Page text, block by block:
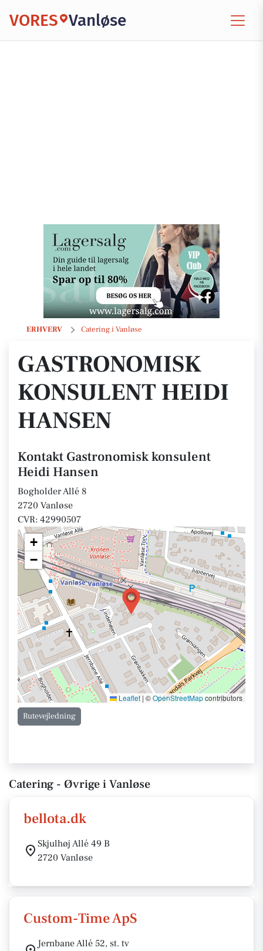
VORES Vanløse
ERHVERV Catering i Vanløse
Gastronomisk konsulent Heidi Hansen
GASTRONOMISK
KONSULENT HEIDI
HANSEN
Kontakt Gastronomisk konsulent
Heidi Hansen
Bogholder Allé 8
2720 Vanløse
CVR: 42990507
+
−
Leaflet | ©OpenStreetMapcontributors
Rutevejledning
Catering - Øvrige i Vanløse
bellota.dk
Skjulhøj Allé 49 B
2720 Vanløse
Custom-Time ApS
Jernbane Allé 52, st. tv